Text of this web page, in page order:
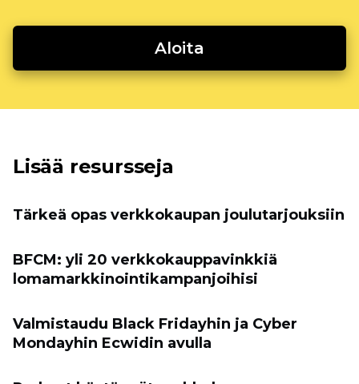
Aloita
Lisää resursseja
Tärkeä opas verkkokaupan joulutarjouksiin
BFCM: yli 20 verkkokauppavinkkiä
lomamarkkinointikampanjoihisi
Valmistaudu Black Fridayhin ja Cyber ​​
Mondayhin Ecwidin avulla